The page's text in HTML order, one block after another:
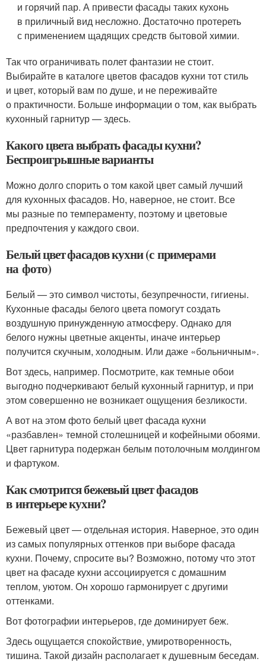
и горячий пар. А привести фасады таких кухонь
в приличный вид несложно. Достаточно протереть
с применением щадящих средств бытовой химии.
Так что ограничивать полет фантазии не стоит.
Выбирайте в каталоге цветов фасадов кухни тот стиль
и цвет, который вам по душе, и не переживайте
о практичности. Больше информации о том, как выбрать
кухонный гарнитур — здесь.
Какого цвета выбрать фасады кухни?
Беспроигрышные варианты
Можно долго спорить о том какой цвет самый лучший
для кухонных фасадов. Но, наверное, не стоит. Все
мы разные по темпераменту, поэтому и цветовые
предпочтения у каждого свои.
Белый цвет фасадов кухни (с примерами
на фото)
Белый — это символ чистоты, безупречности, гигиены.
Кухонные фасады белого цвета помогут создать
воздушную принужденную атмосферу. Однако для
белого нужны цветные акценты, иначе интерьер
получится скучным, холодным. Или даже «больничным».
Вот здесь, например. Посмотрите, как темные обои
выгодно подчеркивают белый кухонный гарнитур, и при
этом совершенно не возникает ощущения безликости.
А вот на этом фото белый цвет фасада кухни
«разбавлен» темной столешницей и кофейными обоями.
Цвет гарнитура подержан белым потолочным молдингом
и фартуком.
Как смотрится бежевый цвет фасадов
в интерьере кухни?
Бежевый цвет — отдельная история. Наверное, это один
из самых популярных оттенков при выборе фасада
кухни. Почему, спросите вы? Возможно, потому что этот
цвет на фасаде кухни ассоциируется с домашним
теплом, уютом. Он хорошо гармонирует с другими
оттенками.
Вот фотографии интерьеров, где доминирует беж.
Здесь ощущается спокойствие, умиротворенность,
тишина. Такой дизайн располагает к душевным беседам.